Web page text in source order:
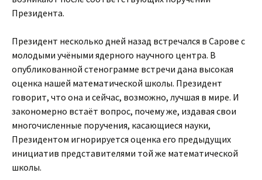
Президента.
Президент несколько дней назад встречался в Сарове с
молодыми учёными ядерного научного центра. В
опубликованной стенограмме встречи дана высокая
оценка нашей математической школы. Президент
говорит, что она и сейчас, возможно, лучшая в мире. И
закономерно встаёт вопрос, почему же, издавая свои
многочисленные поручения, касающиеся науки,
Президентом игнорируется оценка его предыдущих
инициатив представителями той же математической
школы.